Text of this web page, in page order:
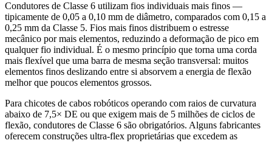
Condutores de Classe 6 utilizam fios individuais mais finos —
tipicamente de 0,05 a 0,10 mm de diâmetro, comparados com 0,15 a
0,25 mm da Classe 5. Fios mais finos distribuem o estresse
mecânico por mais elementos, reduzindo a deformação de pico em
qualquer fio individual. É o mesmo princípio que torna uma corda
mais flexível que uma barra de mesma seção transversal: muitos
elementos finos deslizando entre si absorvem a energia de flexão
melhor que poucos elementos grossos.
Para chicotes de cabos robóticos operando com raios de curvatura
abaixo de 7,5× DE ou que exigem mais de 5 milhões de ciclos de
flexão, condutores de Classe 6 são obrigatórios. Alguns fabricantes
oferecem construções ultra-flex proprietárias que excedem as